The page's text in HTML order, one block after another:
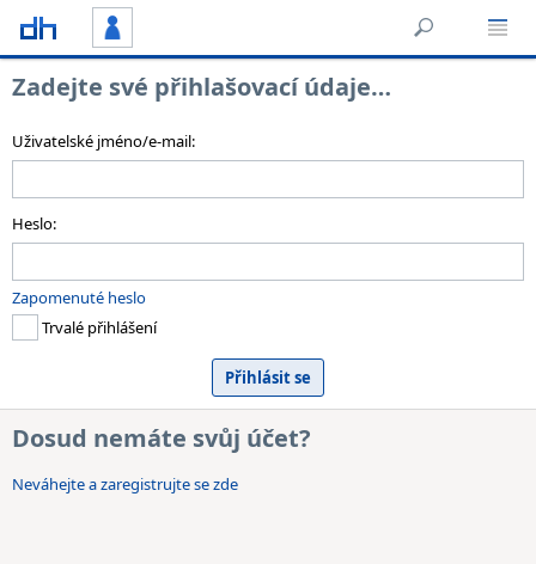
Zadejte své přihlašovací údaje…
Uživatelské jméno/e-mail:
Heslo:
Zapomenuté heslo
Trvalé přihlášení
Dosud nemáte svůj účet?
Neváhejte a zaregistrujte se zde